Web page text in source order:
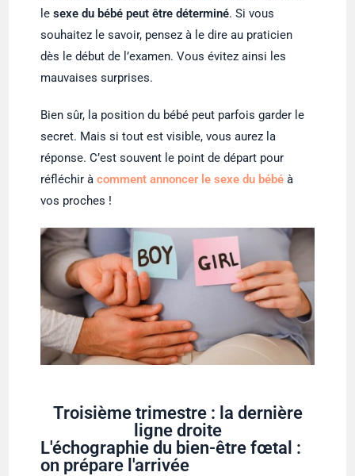
lesexe du bébé peut être déterminé. Si vous
souhaitez le savoir, pensez à le dire au praticien
dès le début de l’examen. Vous évitez ainsi les
mauvaises surprises.
Bien sûr, la position du bébé peut parfois garder le
secret. Mais si tout est visible, vous aurez la
réponse. C’est souvent le point de départ pour
réfléchir àcomment annoncer le sexe du bébé à
vos proches !
Troisième trimestre : la dernière
ligne droite
L'échographie du bien-être fœtal :
on prépare l'arrivée